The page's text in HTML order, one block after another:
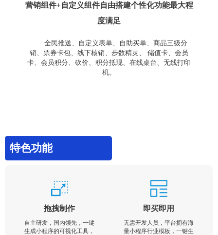
营销组件+自定义组件自由搭建个性化功能最大程
度满足
全民推送、自定义表单、自助买单、商品三级分
销、票券卡包、线下核销、步数精灵、 储值卡、会员
卡、会员积分、砍价、积分抵现、在线桌台、无线打印
机。
特色功能
拖拽制作
自主研发，国内领先，一键
生成小程序的可视化工具，
即买即用
无需开发人员，平台拥有海
量小程序行业模板，一键生